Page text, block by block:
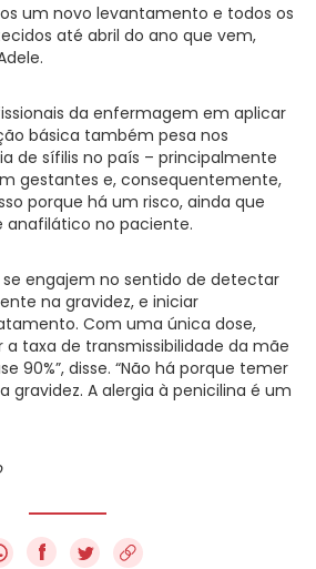
um novo levantamento e todos os
até abril do ano que vem,
da enfermagem em aplicar
básica também pesa nos
de sífilis no país – principalmente
gestantes e, consequentemente,
porque há um risco, ainda que
anafilático no paciente.
se engajem no sentido de detectar
na gravidez, e iniciar
Com uma única dose,
a taxa de transmissibilidade da mãe
90%”, disse. “Não há porque temer
gravidez. A alergia à penicilina é um
f